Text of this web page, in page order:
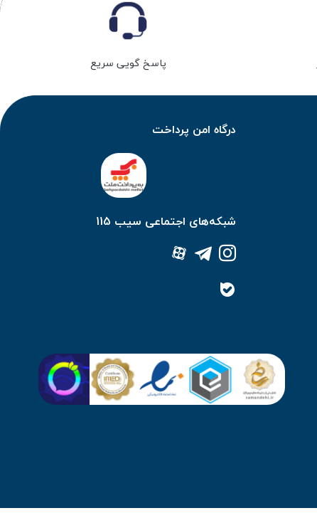
پاسخ گویی سریع
درگاه امن پرداخت
شبکه‌های اجتماعی سیب 115